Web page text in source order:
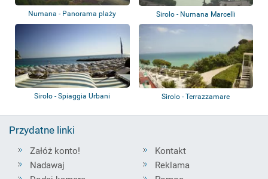
Numana - Panorama plaży Sirolo - Numana Marcelli
Sirolo - Spiaggia Urbani Sirolo - Terrazzamare
Przydatne linki
Załóż konto!
Nadawaj
Kontakt
Reklama